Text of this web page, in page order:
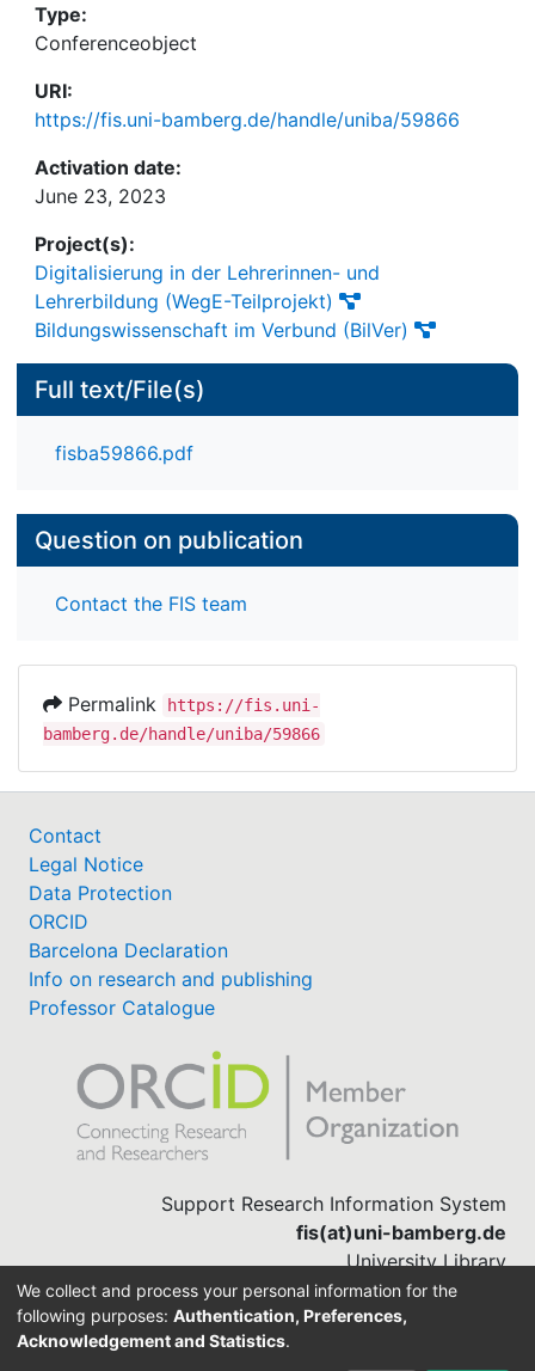
macht. Dabei wird kurz der theoretische Rahmen
umrissen sowie das Konzept, der aktuelle Stand
Type:
Conferenceobject
URI:
https://fis.uni-bamberg.de/handle/uniba/59866
Activation date:
June 23, 2023
Project(s):
Digitalisierung in der Lehrerinnen- und
Lehrerbildung (WegE-Teilprojekt)
Bildungswissenschaft im Verbund (BilVer)
Full text/File(s)
fisba59866.pdf
Question on publication
Contact the FIS team
Permalink
https://fis.uni-
bamberg.de/handle/uniba/59866
Contact
Legal Notice
Data Protection
ORCID
Barcelona Declaration
Info on research and publishing
Professor Catalogue
Support Research Information System
fis(at)uni-bamberg.de
University Library
(0951) 863-1568
We collect and process your personal information for the
following purposes: Authentication, Preferences,
Acknowledgement and Statistics.